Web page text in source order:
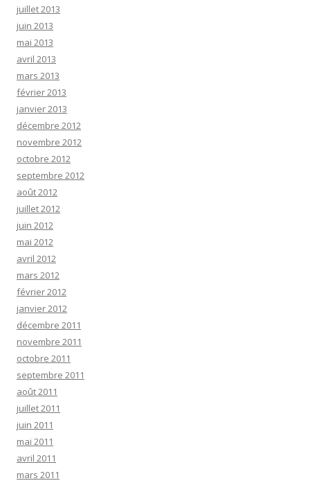
juillet 2013
juin 2013
mai 2013
avril 2013
mars 2013
février 2013
janvier 2013
décembre 2012
novembre 2012
octobre 2012
septembre 2012
août 2012
juillet 2012
juin 2012
mai 2012
avril 2012
mars 2012
février 2012
janvier 2012
décembre 2011
novembre 2011
octobre 2011
septembre 2011
août 2011
juillet 2011
juin 2011
mai 2011
avril 2011
mars 2011